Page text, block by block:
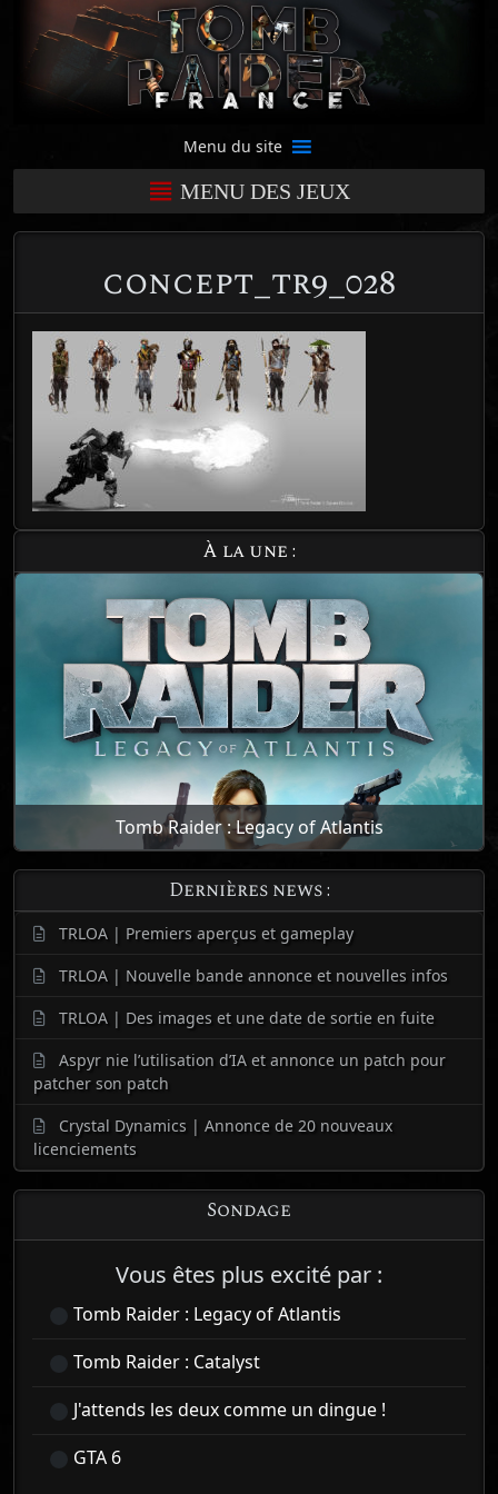
Menu du site
MENU DES JEUX
concept_tr9_028
À la une :
Tomb Raider : Legacy of Atlantis
Dernières news :
TRLOA | Premiers aperçus et gameplay
TRLOA | Nouvelle bande annonce et nouvelles infos
TRLOA | Des images et une date de sortie en fuite
Aspyr nie l’utilisation d’IA et annonce un patch pour
patcher son patch
Crystal Dynamics | Annonce de 20 nouveaux
licenciements
Sondage
Vous êtes plus excité par :
Tomb Raider : Legacy of Atlantis
Tomb Raider : Catalyst
J'attends les deux comme un dingue !
GTA 6